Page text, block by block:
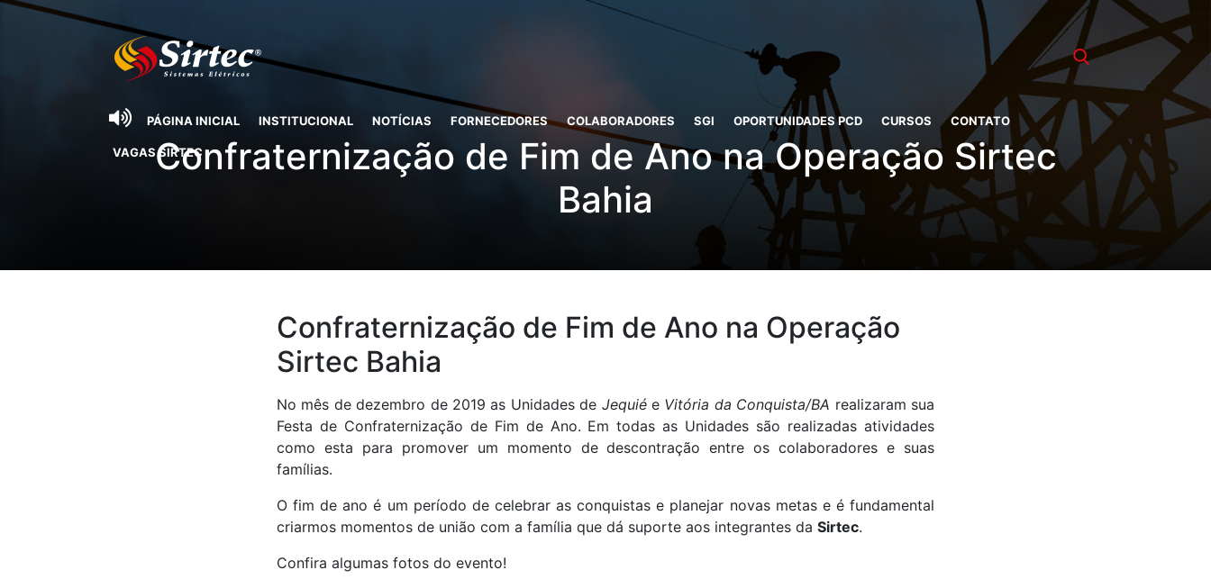
PÁGINA INICIAL INSTITUCIONAL NOTÍCIAS FORNECEDORES COLABORADORES SGI OPORTUNIDADES PCD CURSOS CONTATO
VAGAS SIRTEC
Confraternização de Fim de Ano na Operação Sirtec
Bahia
Confraternização de Fim de Ano na Operação
Sirtec Bahia
No mês de dezembro de 2019 as Unidades de Jequiée Vitória da Conquista/BA realizaram sua
Festa de Confraternização de Fim de Ano. Em todas as Unidades são realizadas atividades
como esta para promover um momento de descontração entre os colaboradores e suas
famílias.
O fim de ano é um período de celebrar as conquistas e planejar novas metas e é fundamental
criarmos momentos de união com a família que dá suporte aos integrantes da Sirtec.
Confira algumas fotos do evento!